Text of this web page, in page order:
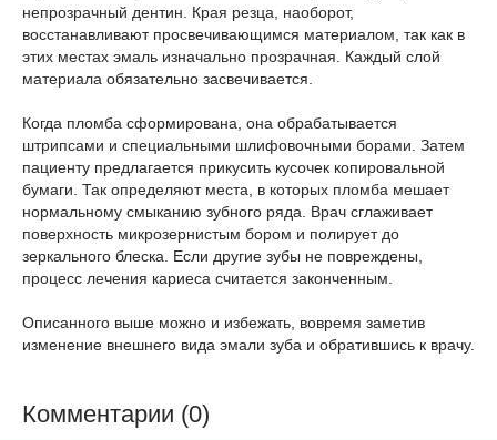
непрозрачный дентин. Края резца, наоборот,
восстанавливают просвечивающимся материалом, так как в
этих местах эмаль изначально прозрачная. Каждый слой
материала обязательно засвечивается.
Когда пломба сформирована, она обрабатывается
штрипсами и специальными шлифовочными борами. Затем
пациенту предлагается прикусить кусочек копировальной
бумаги. Так определяют места, в которых пломба мешает
нормальному смыканию зубного ряда. Врач сглаживает
поверхность микрозернистым бором и полирует до
зеркального блеска. Если другие зубы не повреждены,
процесс лечения кариеса считается законченным.
Описанного выше можно и избежать, вовремя заметив
изменение внешнего вида эмали зуба и обратившись к врачу.
Комментарии (0)